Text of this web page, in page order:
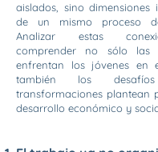
aislados, sino dimensiones
de un mismo proceso
Analizar estas
comprender no sólo las
enfrentan los jóvenes en
también los
transformaciones plantean
desarrollo económico y